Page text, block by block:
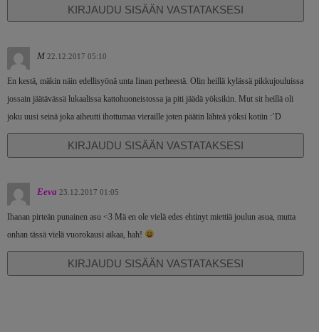
KIRJAUDU SISÄÄN VASTATAKSESI
M 22.12.2017 05:10
En kestä, mäkin näin edellisyönä unta Iinan perheestä. Olin heillä kylässä pikkujouluissa
jossain jäätävässä lukaalissa kattohuoneistossa ja piti jäädä yöksikin. Mut sit heillä oli
joku uusi seinä joka aiheutti ihottumaa vieraille joten päätin lähteä yöksi kotiin :’D
KIRJAUDU SISÄÄN VASTATAKSESI
Eeva 23.12.2017 01:05
Ihanan pirteän punainen asu <3 Mä en ole vielä edes ehtinyt miettiä joulun asua, mutta
onhan tässä vielä vuorokausi aikaa, hah!
KIRJAUDU SISÄÄN VASTATAKSESI